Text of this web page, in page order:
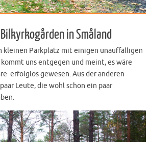
in Småland
kleinen Parkplatz mit einigen unauffälligen
uns entgegen und meint, es wäre
erfolglos gewesen. Aus der anderen
Leute, die wohl schon ein paar